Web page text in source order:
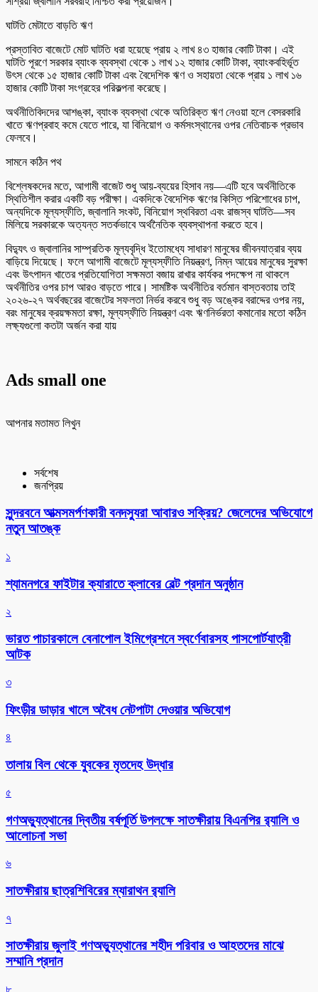
ঘাটতি মেটাতে বাড়তি ঋণ
প্রস্তাবিত বাজেটে মোট ঘাটতি ধরা হয়েছে প্রায় ২ লাখ ৪৩ হাজার কোটি টাকা। এই
ঘাটতি পূরণে সরকার ব্যাংক ব্যবস্থা থেকে ১ লাখ ১২ হাজার কোটি টাকা, ব্যাংকবহির্ভূত
উৎস থেকে ১৫ হাজার কোটি টাকা এবং বৈদেশিক ঋণ ও সহায়তা থেকে প্রায় ১ লাখ ১৬
হাজার কোটি টাকা সংগ্রহের পরিকল্পনা করেছে।
অর্থনীতিবিদদের আশঙ্কা, ব্যাংক ব্যবস্থা থেকে অতিরিক্ত ঋণ নেওয়া হলে বেসরকারি
খাতে ঋণপ্রবাহ কমে যেতে পারে, যা বিনিয়োগ ও কর্মসংস্থানের ওপর নেতিবাচক প্রভাব
ফেলবে।
সামনে কঠিন পথ
বিশ্লেষকদের মতে, আগামী বাজেট শুধু আয়-ব্যয়ের হিসাব নয়—এটি হবে অর্থনীতিকে
স্থিতিশীল করার একটি বড় পরীক্ষা। একদিকে বৈদেশিক ঋণের কিস্তি পরিশোধের চাপ,
অন্যদিকে মূল্যস্ফীতি, জ্বালানি সংকট, বিনিয়োগ স্থবিরতা এবং রাজস্ব ঘাটতি—সব
মিলিয়ে সরকারকে অত্যন্ত সতর্কভাবে অর্থনৈতিক ব্যবস্থাপনা করতে হবে।
বিদ্যুৎ ও জ্বালানির সাম্প্রতিক মূল্যবৃদ্ধি ইতোমধ্যে সাধারণ মানুষের জীবনযাত্রার ব্যয়
বাড়িয়ে দিয়েছে। ফলে আগামী বাজেটে মূল্যস্ফীতি নিয়ন্ত্রণ, নিম্ন আয়ের মানুষের সুরক্ষা
এবং উৎপাদন খাতের প্রতিযোগিতা সক্ষমতা বজায় রাখার কার্যকর পদক্ষেপ না থাকলে
অর্থনীতির ওপর চাপ আরও বাড়তে পারে। সামষ্টিক অর্থনীতির বর্তমান বাস্তবতায় তাই
২০২৬-২৭ অর্থবছরের বাজেটের সফলতা নির্ভর করবে শুধু বড় অঙ্কের বরাদ্দের ওপর নয়,
বরং মানুষের ক্রয়ক্ষমতা রক্ষা, মূল্যস্ফীতি নিয়ন্ত্রণ এবং ঋণনির্ভরতা কমানোর মতো কঠিন
লক্ষ্যগুলো কতটা অর্জন করা যায়
Ads small one
আপনার মতামত লিখুন
সর্বশেষ
জনপ্রিয়
সুন্দরবনে আত্মসমর্পণকারী বনদস্যুরা আবারও সক্রিয়? জেলেদের অভিযোগে
নতুন আতঙ্ক
১
শ্যামনগরে ফাইটার ক্যারাতে ক্লাবের বেল্ট প্রদান অনুষ্ঠান
২
ভারত পাচারকালে বেনাপোল ইমিগ্রেশনে স্বর্ণেবারসহ পাসপোর্টযাত্রী
আটক
৩
ফিংড়ীর ডাড়ার খালে অবৈধ নেটপাটা দেওয়ার অভিযোগ
৪
তালায় বিল থেকে যুবকের মৃতদেহ উদ্ধার
৫
গণঅভ্যুত্থানের দ্বিতীয় বর্ষপূর্তি উপলক্ষে সাতক্ষীরায় বিএনপির র‌্যালি ও
আলোচনা সভা
৬
সাতক্ষীরায় ছাত্রশিবিরের ম্যারাথন র‌্যালি
৭
সাতক্ষীরায় জুলাই গণঅভ্যুত্থানের শহীদ পরিবার ও আহতদের মাঝে
সম্মানি প্রদান
৮